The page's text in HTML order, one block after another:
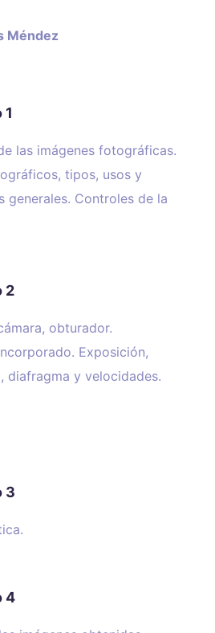
Méndez
1
las imágenes fotográficas.
tipos, usos y
generales. Controles de la
2
obturador.
Exposición,
diafragma y velocidades.
3
4